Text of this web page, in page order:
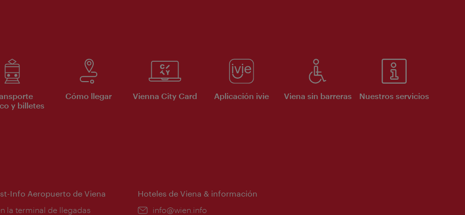
y billetes
Cómo llegar Vienna City Card Aplicación ivie Viena sin barreras Nuestros servicios
Info Aeropuerto de Viena
la terminal de llegadas
Hoteles de Viena & información
e-
info@wien.info